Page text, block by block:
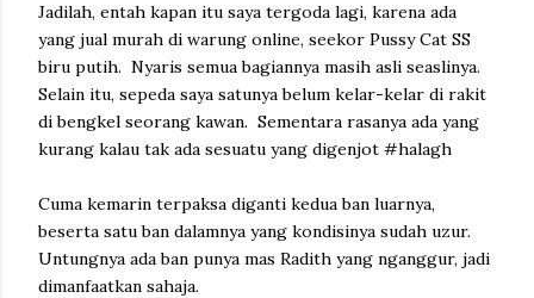
Jadilah, entah kapan itu saya tergoda lagi, karena ada
yang jual murah di warung online, seekor Pussy Cat SS
biru putih. Nyaris semua bagiannya masih asli seaslinya.
Selain itu, sepeda saya satunya belum kelar-kelar di rakit
di bengkel seorang kawan. Sementara rasanya ada yang
kurang kalau tak ada sesuatu yang digenjot #halagh
Cuma kemarin terpaksa diganti kedua ban luarnya,
beserta satu ban dalamnya yang kondisinya sudah uzur.
Untungnya ada ban punya mas Radith yang nganggur, jadi
dimanfaatkan sahaja.